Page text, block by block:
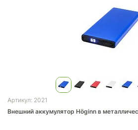
Артикул: 2021
Внешний аккумулятор Höginn в